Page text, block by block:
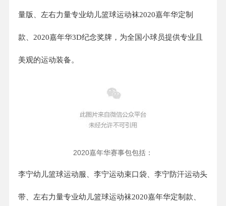
量版、左右力量专业幼儿篮球运动袜2020嘉年华定制
款、2020嘉年华3D纪念奖牌，为全国小球员提供专业且
美观的运动装备。
2020嘉年华赛事包包括：
李宁幼儿篮球运动服、李宁运动束口袋、李宁防汗运动头
带、左右力量专业幼儿篮球运动袜2020嘉年华定制款、